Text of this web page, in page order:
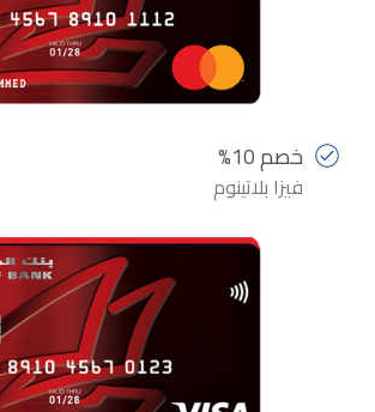
خصم 10%
فيزا بلاتينوم